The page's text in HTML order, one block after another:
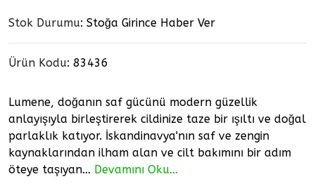
Stok Durumu: Stoğa Girince Haber Ver
Ürün Kodu: 83436
Lumene, doğanın saf gücünü modern güzellik
anlayışıyla birleştirerek cildinize taze bir ışıltı ve doğal
parlaklık katıyor. İskandinavya'nın saf ve zengin
kaynaklarından ilham alan ve cilt bakımını bir adım
öteye taşıyan… Devamını Oku...